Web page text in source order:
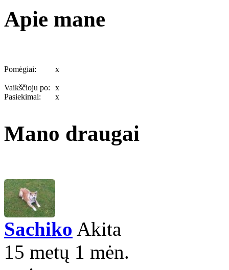
Apie mane
Pomėgiai: x
Vaikščioju po:
x
Pasiekimai:
x
Mano draugai
Sachiko Akita
15 metų 1 mėn.